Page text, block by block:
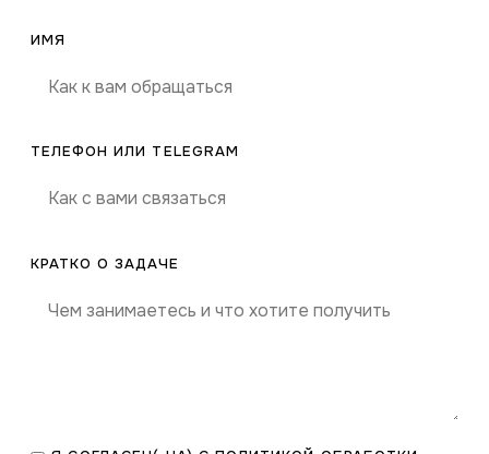
ИМЯ
ТЕЛЕФОН ИЛИ TELEGRAM
КРАТКО О ЗАДАЧЕ
Сайт компании